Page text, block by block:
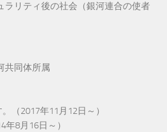
ラリティ後の社会（銀河連合の使者
共同体所属
（2017年11月12日～）
年8月16日～）